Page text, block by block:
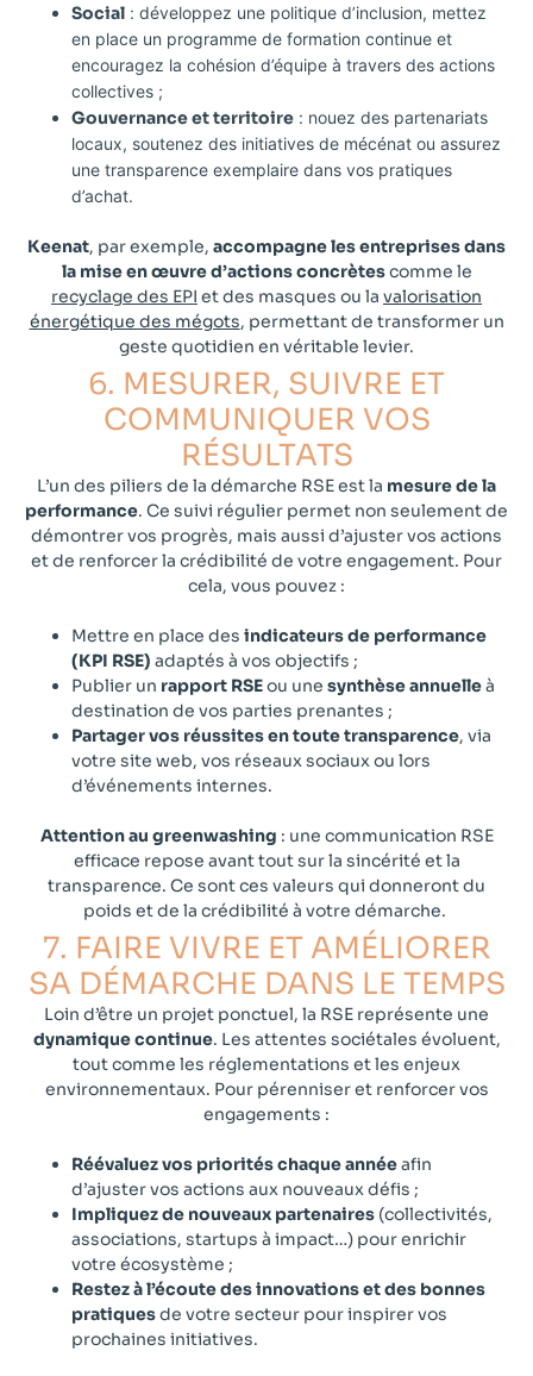
Social : développez une politique d’inclusion, mettez
en place un programme de formation continue et
encouragez la cohésion d’équipe à travers des actions
collectives ;
Gouvernance et territoire : nouez des partenariats
locaux, soutenez des initiatives de mécénat ou assurez
une transparence exemplaire dans vos pratiques
d’achat.
Keenat, par exemple, accompagne les entreprises dans
la mise en œuvre d’actions concrètescomme le
recyclage des EPI et des masques ou la valorisation
énergétique des mégots, permettant de transformer un
geste quotidien en véritable levier.
6. MESURER, SUIVRE ET
COMMUNIQUER VOS
RÉSULTATS​​
L’un des piliers de la démarche RSE est la mesure de la
performance. Ce suivi régulier permet non seulement de
démontrer vos progrès, mais aussi d’ajuster vos actions
et de renforcer la crédibilité de votre engagement. Pour
cela, vous pouvez :
Mettre en place des indicateurs de performance
(KPI RSE) adaptés à vos objectifs ;
Publier un rapport RSEou une synthèse annuelleà
destination de vos parties prenantes ;
Partager vos réussites en toute transparence, via
votre site web, vos réseaux sociaux ou lors
d’événements internes.
Attention au greenwashing : une communication RSE
efficace repose avant tout sur la sincérité et la
transparence. Ce sont ces valeurs qui donneront du
poids et de la crédibilité à votre démarche.
7. FAIRE VIVRE ET AMÉLIORER
SA DÉMARCHE DANS LE TEMPS​​
Loin d’être un projet ponctuel, la RSE représente une
dynamique continue. Les attentes sociétales évoluent,
tout comme les réglementations et les enjeux
environnementaux. Pour pérenniser et renforcer vos
engagements :
Réévaluez vos priorités chaque annéeafin
d’ajuster vos actions aux nouveaux défis ;
Impliquez de nouveaux partenaires (collectivités,
associations, startups à impact…) pour enrichir
votre écosystème ;
Restez à l’écoute des innovations et des bonnes
pratiquesde votre secteur pour inspirer vos
prochaines initiatives.